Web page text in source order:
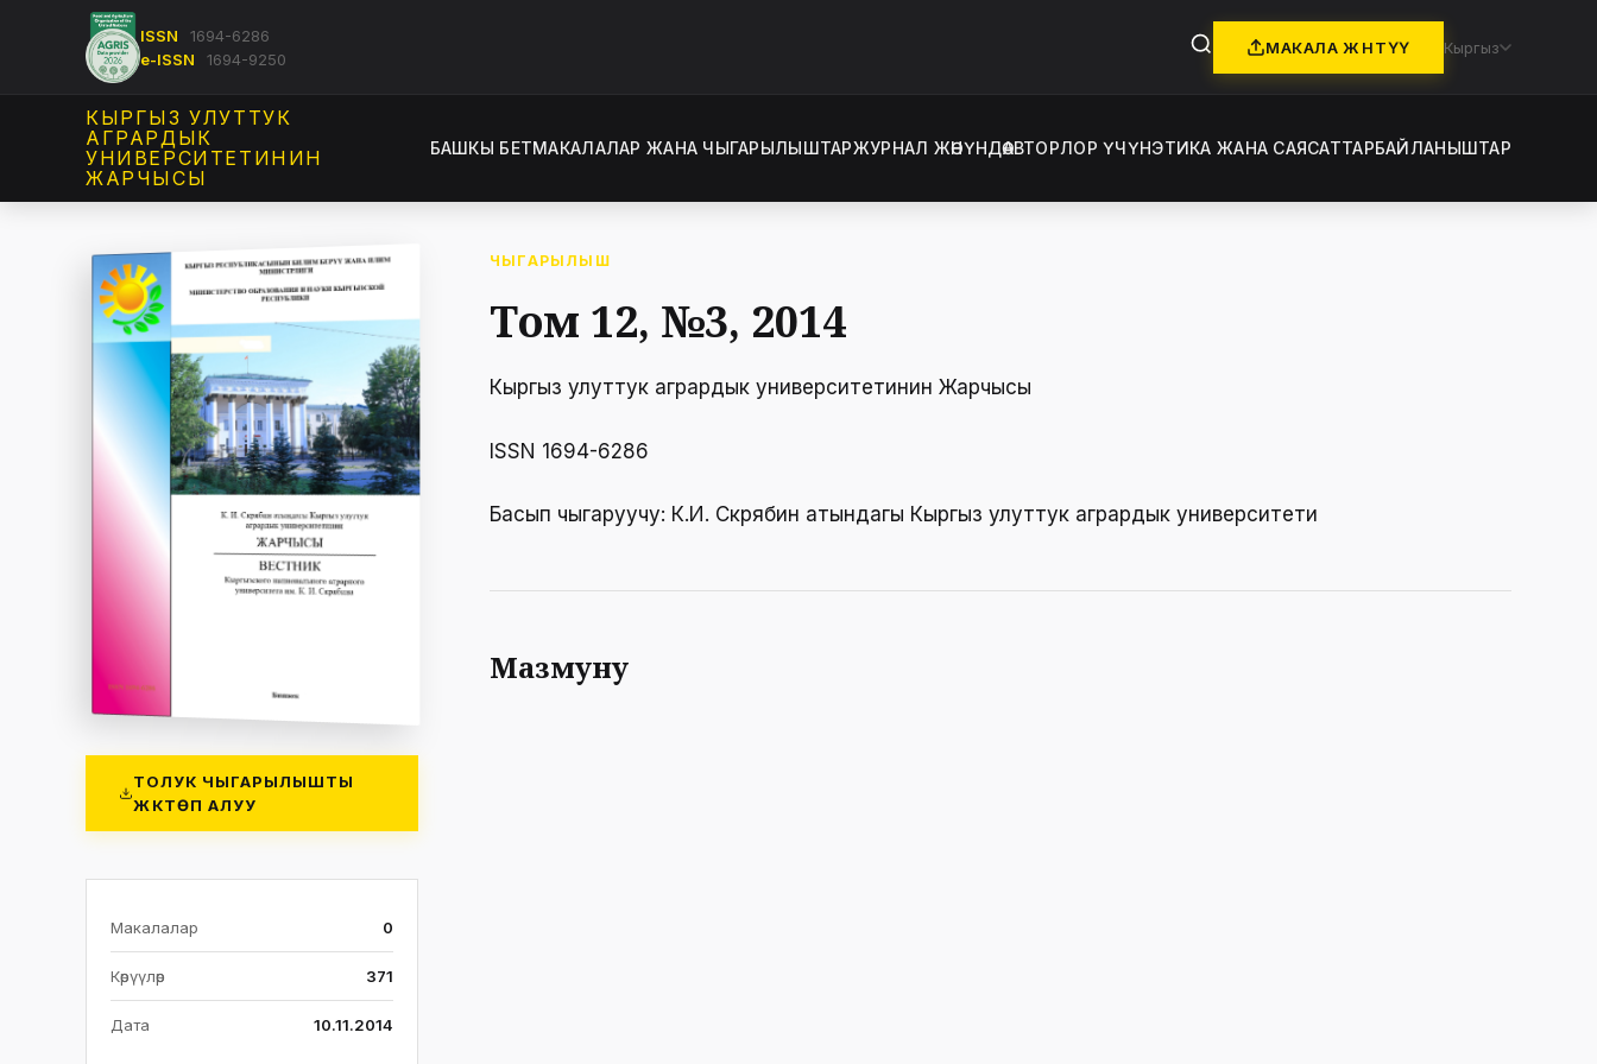
ISSN
1694-6286
e-ISSN
1694-9250
МАКАЛА ЖӨНӨТҮҮ Кыргыз
КЫРГЫЗ УЛУТТУК
АГРАРДЫК
УНИВЕРСИТЕТИНИН
ЖАРЧЫСЫ
БАШКЫ БЕТМАКАЛАЛАР ЖАНА ЧЫГАРЫЛЫШТАРЖУРНАЛ ЖӨНҮНДӨАВТОРЛОР ҮЧҮНЭТИКА ЖАНА САЯСАТТАРБАЙЛАНЫШТАР
ТОЛУК ЧЫГАРЫЛЫШТЫ
ЖҮКТӨП АЛУУ
Макалалар 0
Көрүүлөр 371
Дата 10.11.2014
ЧЫГАРЫЛЫШ
Том 12, №3, 2014
Кыргыз улуттук агрардык университетинин Жарчысы
ISSN 1694-6286
Басып чыгаруучу: К.И. Скрябин атындагы Кыргыз улуттук агрардык университети
Мазмуну